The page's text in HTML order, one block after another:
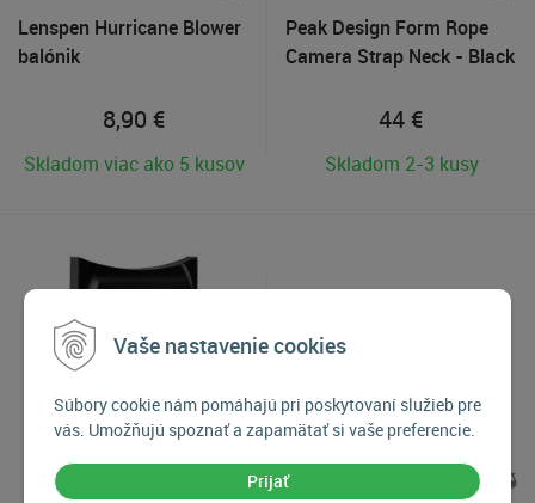
Vaše nastavenie cookies
Súbory cookie nám pomáhajú pri poskytovaní služieb pre
vás. Umožňujú spoznať a zapamätať si vaše preferencie.
Prijať
Lenspen Hurricane Blower
balónik
8,90 €
Skladom viac ako 5 kusov
Peak Design Form Rope
Camera Strap Neck - Black
44€
Skladom 2-3 kusy